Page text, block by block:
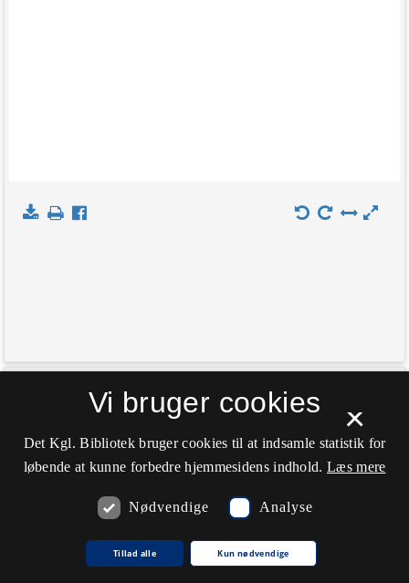
Indlæs kort
×
Vi bruger cookies
Det Kgl. Bibliotek bruger cookies til at indsamle statistik for
løbende at kunne forbedre hjemmesidens indhold. Læs mere
Nødvendige Analyse
Tillad alle Kun nødvendige